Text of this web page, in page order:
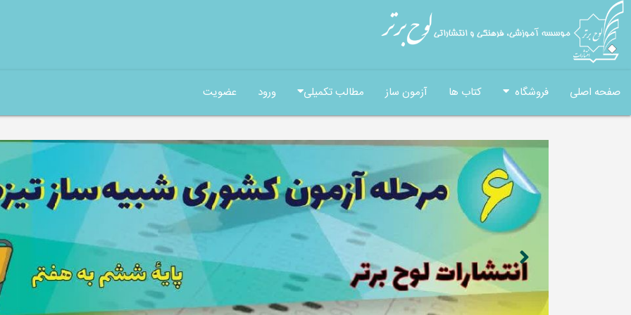
صفحه اصلی فروشگاه کتاب ها آزمون ساز مطالب تکمیلی ورود عضویت